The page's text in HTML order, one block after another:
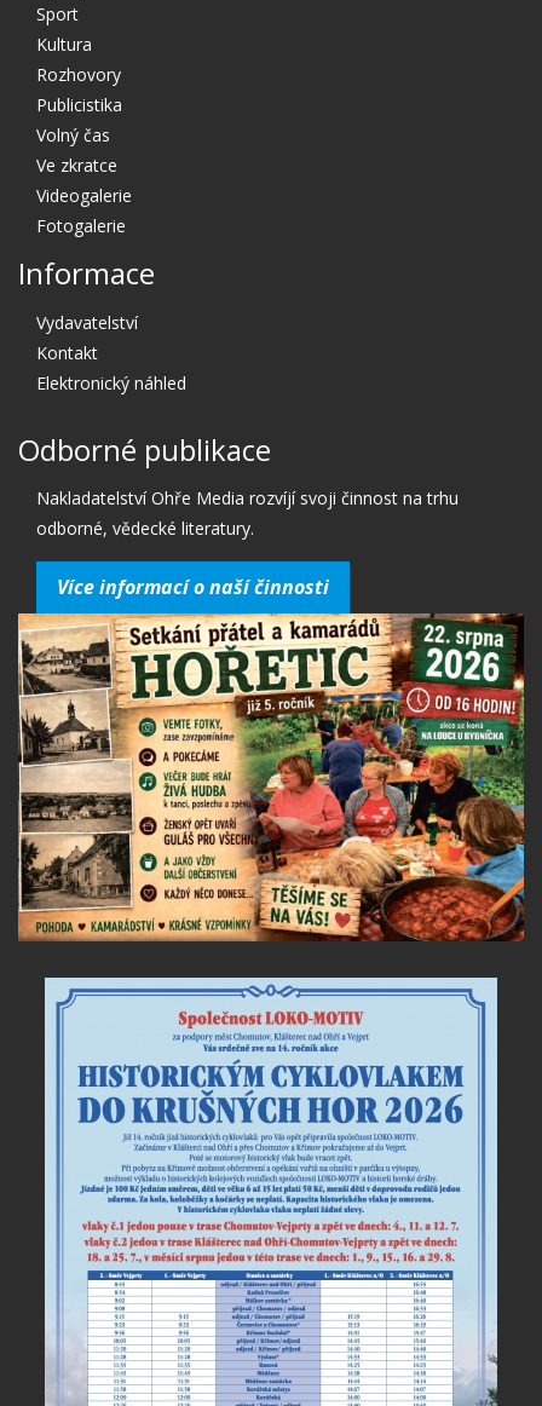
Sport
Kultura
Rozhovory
Publicistika
Volný čas
Ve zkratce
Videogalerie
Fotogalerie
Informace
Vydavatelství
Kontakt
Elektronický náhled
Odborné publikace
Nakladatelství Ohře Media rozvíjí svoji činnost na trhu
odborné, vědecké literatury.
Více informací o naší činnosti